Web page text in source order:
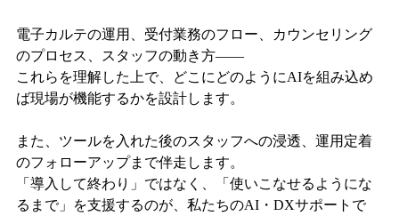
電子カルテの運用、受付業務のフロー、カウンセリング
のプロセス、スタッフの動き方——
これらを理解した上で、どこにどのようにAIを組み込め
ば現場が機能するかを設計します。
また、ツールを入れた後のスタッフへの浸透、運用定着
のフォローアップまで伴走します。
「導入して終わり」ではなく、「使いこなせるようにな
るまで」を支援するのが、私たちのAI・DXサポートで